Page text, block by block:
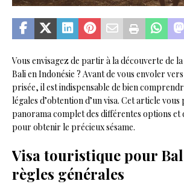
Vous envisagez de partir à la découverte de
Bali en Indonésie ? Avant de vous envoler
prisée, il est indispensable de bien
légales d’obtention d’un visa. Cet article vous
panorama complet des différentes options et
pour obtenir le précieux sésame.
Visa touristique pour
règles générales